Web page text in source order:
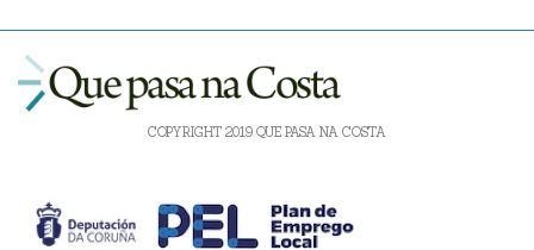
COPYRIGHT 2019 QUE PASA NA COSTA